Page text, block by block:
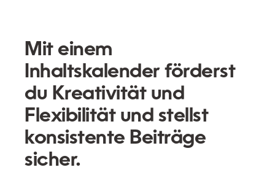
Mit einem
Inhaltskalender förderst
du Kreativität und
Flexibilität und stellst
konsistente Beiträge
sicher.